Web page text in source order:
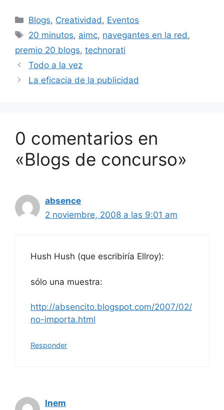
Categorías
Blogs, Creatividad , Eventos
Etiquetas
20 minutos, aimc, navegantes en la red ,
premio 20 blogs, technorati
Todo a la vez
La eficacia de la publicidad
0 comentarios en
«Blogs de concurso»
absence
2 noviembre, 2008 a las 9:01 am
Hush Hush (que escribiría Ellroy):
sólo una muestra:
http://absencito.blogspot.com/2007/02/
no-importa.html
Responder
Inem